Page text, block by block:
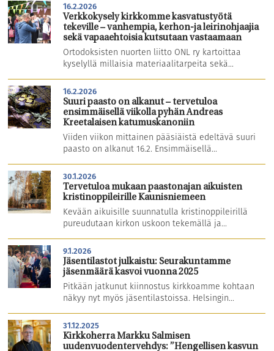
16.2.2026
Verkkokysely kirkkomme kasvatustyötä
tekeville – vanhempia, kerhon-ja leirinohjaajia
sekä vapaaehtoisia kutsutaan vastaamaan
Ortodoksisten nuorten liitto ONL ry kartoittaa
kyselyllä millaisia materiaalitarpeita sekä...
16.2.2026
Suuri paasto on alkanut – tervetuloa
ensimmäisellä viikolla pyhän Andreas
Kreetalaisen katumuskanoniin
Viiden viikon mittainen pääsiäistä edeltävä suuri
paasto on alkanut 16.2. Ensimmäisellä...
30.1.2026
Tervetuloa mukaan paastonajan aikuisten
kristinoppileirille Kaunisniemeen
Kevään aikuisille suunnatulla kristinoppileirillä
pureudutaan kirkon uskoon tekemällä ja...
9.1.2026
Jäsentilastot julkaistu: Seurakuntamme
jäsenmäärä kasvoi vuonna 2025
Pitkään jatkunut kiinnostus kirkkoamme kohtaan
näkyy nyt myös jäsentilastoissa. Helsingin...
31.12.2025
Kirkkoherra Markku Salmisen
uudenvuodentervehdys: ”Hengellisen kasvun